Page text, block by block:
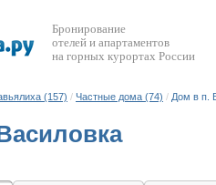
Бронирование
отелей и апартаментов
на горных курортах России
(157) / Частные дома (74) / Дом в п.